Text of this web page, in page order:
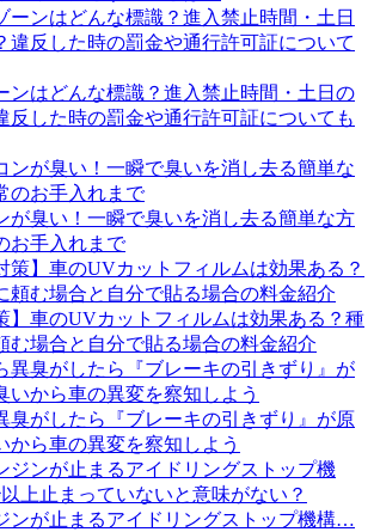
ンはどんな標識？進入禁止時間・土日の
反した時の罰金や通行許可証についても
が臭い！一瞬で臭いを消し去る簡単な方
お手入れまで
】車のUVカットフィルムは効果ある？種
む場合と自分で貼る場合の料金紹介
臭がしたら『ブレーキの引きずり』が原
から車の異変を察知しよう
ンが止まるアイドリングストップ機構…